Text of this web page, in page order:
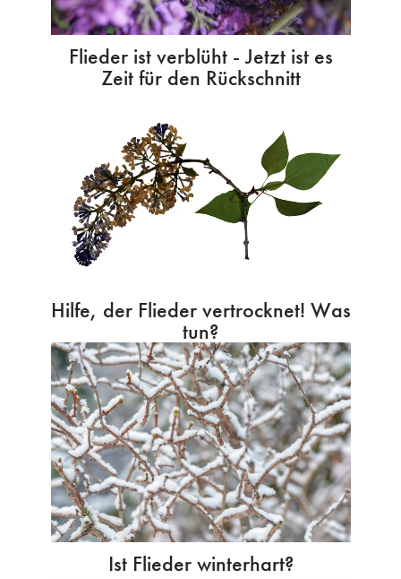
Flieder ist verblüht - Jetzt ist es
Zeit für den Rückschnitt
Hilfe, der Flieder vertrocknet! Was
tun?
Ist Flieder winterhart?